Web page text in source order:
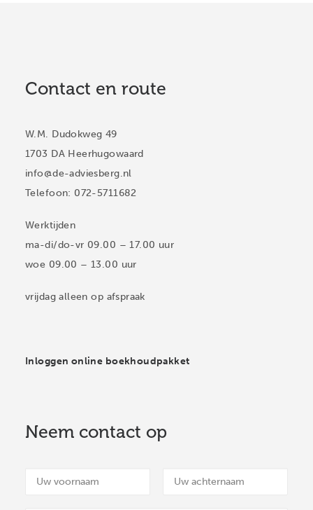
Contact en route
W.M. Dudokweg 49
1703 DA Heerhugowaard
info@de-adviesberg.nl
Telefoon: 072-5711682
Werktijden
ma-di/do-vr 09.00 – 17.00 uur
woe 09.00 – 13.00 uur
vrijdag alleen op afspraak
Inloggen online boekhoudpakket
Neem contact op